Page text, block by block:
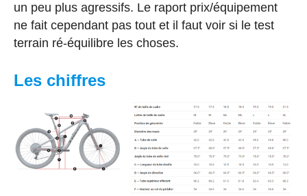
un peu plus agressifs. Le raport prix/équipement
ne fait cependant pas tout et il faut voir si le test
terrain ré-équilibre les choses.
Les chiffres